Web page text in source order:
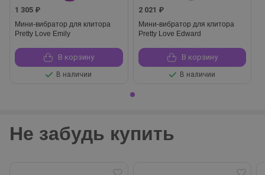
1 305 ₽
Мини-вибратор для клитора
Pretty Love Emily
В корзину
В наличии
2 021 ₽
Мини-вибратор для клитора
Pretty Love Edward
В корзину
В наличии
Не забудь купить